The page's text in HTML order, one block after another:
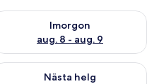
aug. 7 - aug. 8
Imorgon
aug. 8 - aug. 9
tillgängligheten
här helgen aug. 7 - aug. 9
Nästa helg
tillgängligheten